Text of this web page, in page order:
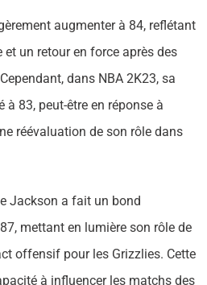
augmenter à 84, reflétant
un retour en force après des
dans NBA 2K23, sa
83, peut-être en réponse à
réévaluation de son rôle dans
Jackson a fait un bond
mettant en lumière son rôle de
offensif pour les Grizzlies. Cette
à influencer les matchs des